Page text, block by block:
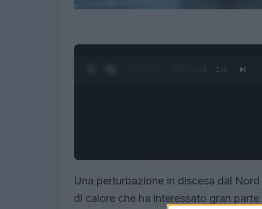
0:28 / 1:23 1 /4
Una perturbazione in discesa dal
di calore che ha interessato gran